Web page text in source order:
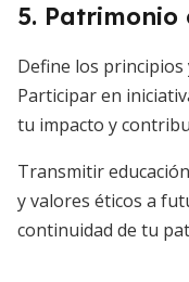
5. Patrimonio
Define los principios
Participar en
tu impacto y
Transmitir
y valores éticos a
continuidad de tu